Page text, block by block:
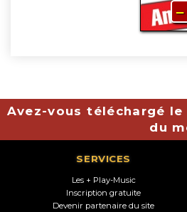
–
Avez-vous téléchargé
du
SERVICES
Les + Play-Music
Inscription gratuite
Devenir partenaire du site